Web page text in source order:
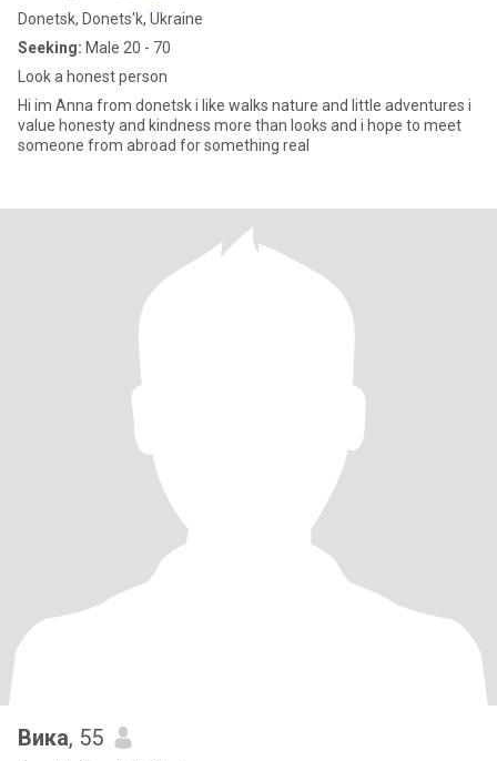
Donetsk, Donets'k, Ukraine
Seeking: Male 20 - 70
Look a honest person
Hi im Anna from donetsk i like walks nature and little adventures i
value honesty and kindness more than looks and i hope to meet
someone from abroad for something real
Вика, 55